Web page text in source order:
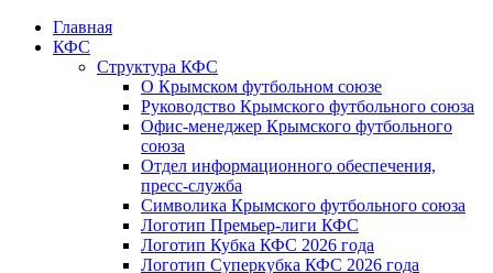
Главная
КФС
Структура КФС
О Крымском футбольном союзе
Руководство Крымского футбольного союза
Офис-менеджер Крымского футбольного
союза
Отдел информационного обеспечения,
пресс-служба
Символика Крымского футбольного союза
Логотип Премьер-лиги КФС
Логотип Кубка КФС 2026 года
Логотип Суперкубка КФС 2026 года